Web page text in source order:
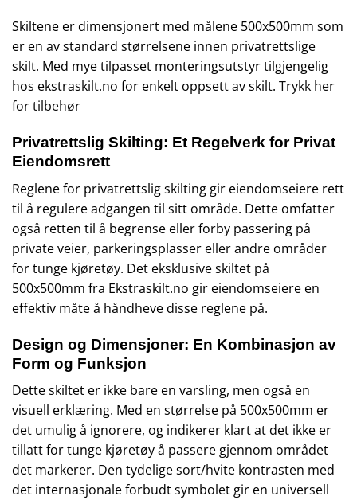
Skiltene er dimensjonert med målene 500x500mm som
er en av standard størrelsene innen privatrettslige
skilt. Med mye tilpasset monteringsutstyr tilgjengelig
hos ekstraskilt.no for enkelt oppsett av skilt. Trykk her
for tilbehør
Privatrettslig Skilting: Et Regelverk for Privat
Eiendomsrett
Reglene for privatrettslig skilting gir eiendomseiere rett
til å regulere adgangen til sitt område. Dette omfatter
også retten til å begrense eller forby passering på
private veier, parkeringsplasser eller andre områder
for tunge kjøretøy. Det eksklusive skiltet på
500x500mm fra Ekstraskilt.no gir eiendomseiere en
effektiv måte å håndheve disse reglene på.
Design og Dimensjoner: En Kombinasjon av
Form og Funksjon
Dette skiltet er ikke bare en varsling, men også en
visuell erklæring. Med en størrelse på 500x500mm er
det umulig å ignorere, og indikerer klart at det ikke er
tillatt for tunge kjøretøy å passere gjennom området
det markerer. Den tydelige sort/hvite kontrasten med
det internasjonale forbudt symbolet gir en universell